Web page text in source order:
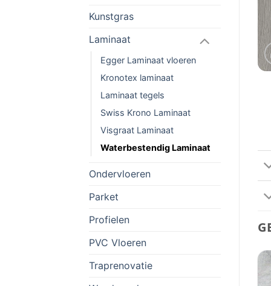
Kunstgras
Laminaat
Egger Laminaat vloeren
Kronotex laminaat
Laminaat tegels
Swiss Krono Laminaat
Visgraat Laminaat
Waterbestendig Laminaat
Ondervloeren
Parket
Profielen
PVC Vloeren
Traprenovatie
Toevoegen